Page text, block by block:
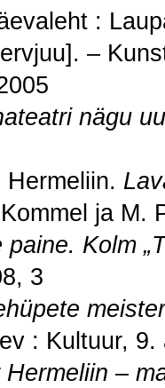
:
–
nägu
ja M.
paine. Kolm
3
meister
: Kultuur, 9.
–